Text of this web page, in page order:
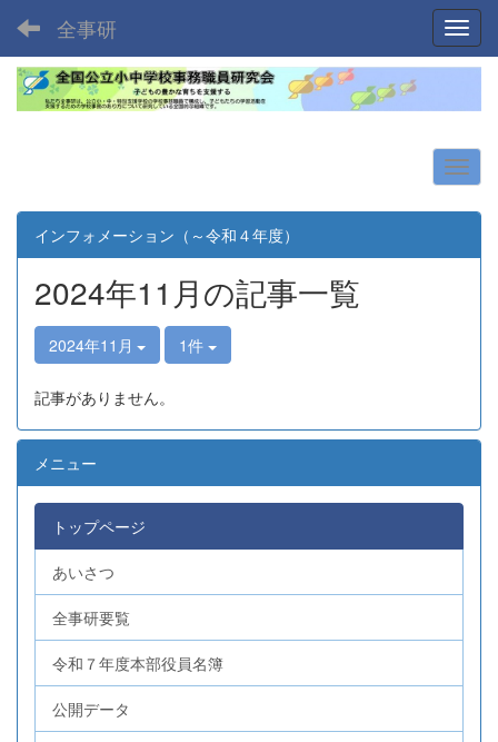
全事研
インフォメーション（～令和４年度）
2024年11月の記事一覧
2024年11月 1件
記事がありません。
メニュー
トップページ
あいさつ
全事研要覧
令和７年度本部役員名簿
公開データ